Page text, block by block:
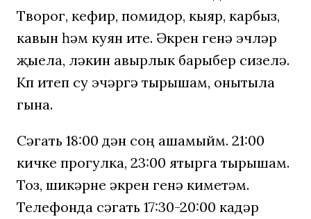
Творог, кефир, помидор, кыяр, карбыз,
кавын һәм куян ите. Әкрен генә эчләр
җыела, ләкин авырлык барыбер сизелә.
Күп итеп су эчәргә тырышам, онытыла
гына.
Сәгать 18:00 дән соң ашамыйм. 21:00
кичке прогулка, 23:00 ятырга тырышам.
Тоз, шикәрне әкрен генә киметәм.
Телефонда сәгать 17:30-20:00 кадәр